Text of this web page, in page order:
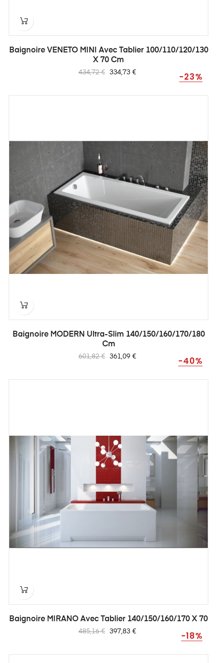
Baignoire VENETO MINI Avec Tablier 100/110/120/130
X 70 Cm
Prix
434,72 € -23%
Prix
334,73 €
Baignoire MODERN Ultra-Slim 140/150/160/170/180
Cm
Prix
601,82 € -40%
Prix
361,09 €
Baignoire MIRANO Avec Tablier 140/150/160/170 X 70
Prix
485,16 € -18%
Prix
397,83 €